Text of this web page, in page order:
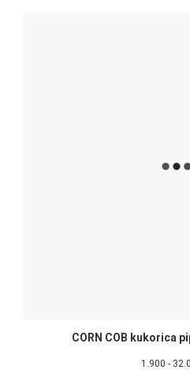
CORN COB kukorica
1.900 -